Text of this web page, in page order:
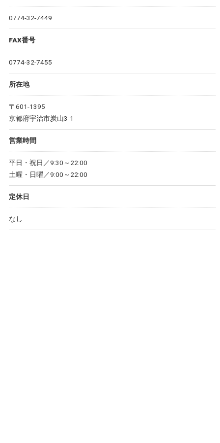
0774-32-7449
FAX番号
0774-32-7455
所在地
〒601-1395
京都府宇治市炭山3-1
営業時間
平日・祝日／9:30～22:00
土曜・日曜／9:00～22:00
定休日
なし